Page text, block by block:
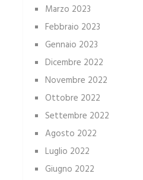
Marzo 2023
Febbraio 2023
Gennaio 2023
Dicembre 2022
Novembre 2022
Ottobre 2022
Settembre 2022
Agosto 2022
Luglio 2022
Giugno 2022